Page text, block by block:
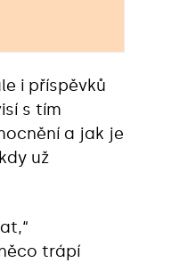
i příspěvků
s tím
a jak je
už
trápí